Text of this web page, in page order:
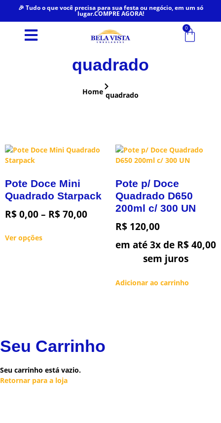
🎉 Tudo o que você precisa para sua festa ou negócio, em um só
lugar.COMPRE AGORA!
0
quadrado
Home quadrado
Pote Doce Mini
Quadrado Starpack
R$0,00– R$70,00
Ver opções
Pote p/ Doce
Quadrado D650
200ml c/ 300 UN
R$ 120,00
em até 3x de R$40,00
sem juros
Adicionar ao carrinho
Seu Carrinho
Seu carrinho está vazio.
Retornar para a loja